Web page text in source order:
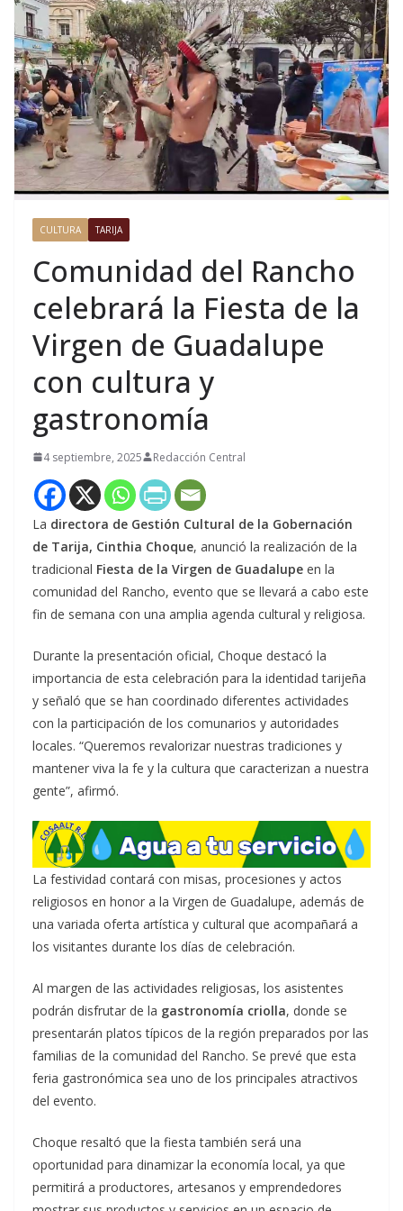
CULTURA TARIJA
Comunidad del Rancho
celebrará la Fiesta de la
Virgen de Guadalupe
con cultura y
gastronomía
4 septiembre, 2025 Redacción Central
La directora de Gestión Cultural de la Gobernación
de Tarija, Cinthia Choque, anunció la realización de la
tradicional Fiesta de la Virgen de Guadalupe en la
comunidad del Rancho, evento que se llevará a cabo este
fin de semana con una amplia agenda cultural y religiosa.
Durante la presentación oficial, Choque destacó la
importancia de esta celebración para la identidad tarijeña
y señaló que se han coordinado diferentes actividades
con la participación de los comunarios y autoridades
locales. “Queremos revalorizar nuestras tradiciones y
mantener viva la fe y la cultura que caracterizan a nuestra
gente”, afirmó.
La festividad contará con misas, procesiones y actos
religiosos en honor a la Virgen de Guadalupe, además de
una variada oferta artística y cultural que acompañará a
los visitantes durante los días de celebración.
Al margen de las actividades religiosas, los asistentes
podrán disfrutar de la gastronomía criolla, donde se
presentarán platos típicos de la región preparados por las
familias de la comunidad del Rancho. Se prevé que esta
feria gastronómica sea uno de los principales atractivos
del evento.
Choque resaltó que la fiesta también será una
oportunidad para dinamizar la economía local, ya que
permitirá a productores, artesanos y emprendedores